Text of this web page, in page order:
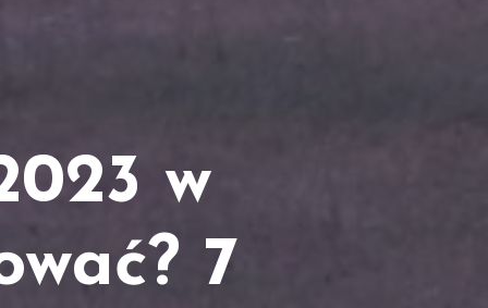
w
7